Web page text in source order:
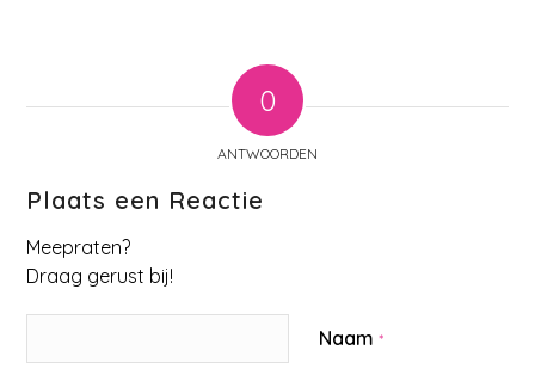
0
ANTWOORDEN
Plaats een Reactie
Meepraten?
Draag gerust bij!
Naam*